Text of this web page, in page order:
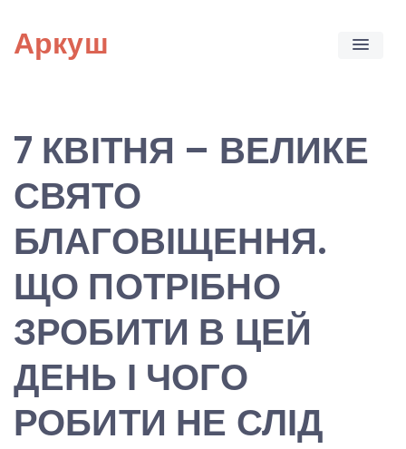
content
Аркуш
7 КВІТНЯ – ВЕЛИКЕ
СВЯТО
БЛАГОВІЩЕННЯ.
ЩО ПОТРІБНО
ЗРОБИТИ В ЦЕЙ
ДЕНЬ І ЧОГО
РОБИТИ НЕ СЛІД